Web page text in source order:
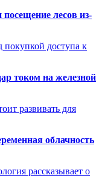
лесов из-
покупкой доступа к
током на железной
развивать для
облачность
рассказывает о